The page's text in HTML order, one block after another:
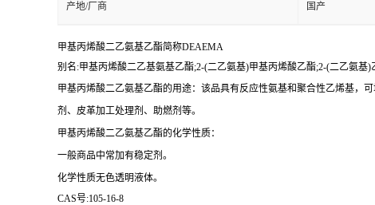
产地/厂商 国产
甲基丙烯酸二乙氨基乙酯简称DEAEMA
别名:甲基丙烯酸二乙基氨基乙酯;2-(二乙氨基)甲基丙烯酸乙酯;2-(二乙氨
甲基丙烯酸二乙氨基乙酯的用途：该品具有反应性氨基和聚合性乙烯基，
剂、皮革加工处理剂、助燃剂等。
甲基丙烯酸二乙氨基乙酯的化学性质：
一般商品中常加有稳定剂。
化学性质无色透明液体。
CAS号:105-16-8